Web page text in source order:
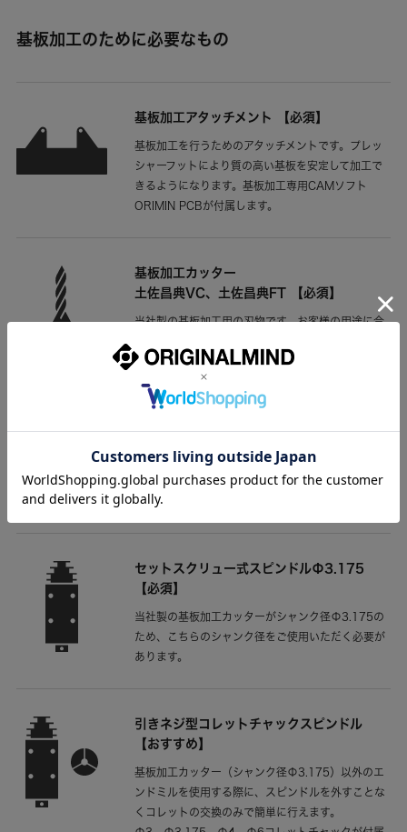
基板加工のために必要なもの
基板加工アタッチメント 【必須】
基板加工を行うためのアタッチメントです。プレッ
シャーフットにより質の高い基板を安定して加工で
きるようになります。基板加工専用CAMソフト
ORIMIN PCBが付属します。
基板加工カッター
土佐昌典VC、土佐昌典FT 【必須】
当社製の基板加工用の刃物です。お客様の用途に合
土佐昌典VCは先端がV字形状になっており、切り込
む深さを調整することで0.15～0.3mm幅の溝を切
削できます。細い溝を切削する場合にお使いくださ
の溝を切削できます。深さを調整する必要がないた
め、再現性が高いです。
こちら
セットスクリュー式スピンドルΦ3.175
【必須】
当社製の基板加工カッターがシャンク径Φ3.175の
ため、こちらのシャンク径をご使用いただく必要が
あります。
引きネジ型コレットチャックスピンドル
【おすすめ】
基板加工カッター（シャンク径Φ3.175）以外のエ
ンドミルを使用する際に、スピンドルを外すことな
くコレットの交換のみで簡単に行えます。